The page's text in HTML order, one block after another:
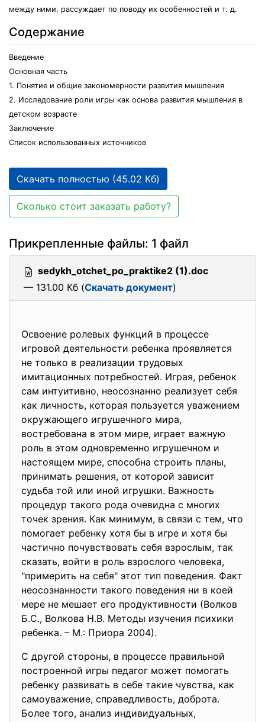
между ними, рассуждает по поводу их особенностей и т. д.
Содержание
Введение
Основная часть
1. Понятие и общие закономерности развития мышления
2. Исследование роли игры как основа развития мышления в
детском возрасте
Заключение
Список использованных источников
Скачать полностью (45.02 Кб)
Сколько стоит заказать работу?
Прикрепленные файлы: 1 файл
sedykh_otchet_po_praktike2 (1).doc
— 131.00 Кб (Скачать документ)
Освоение ролевых функций в процессе
игровой деятельности ребенка проявляется
не только в реализации трудовых
имитационных потребностей. Играя, ребенок
сам интуитивно, неосознанно реализует себя
как личность, которая пользуется уважением
окружающего игрушечного мира,
востребована в этом мире, играет важную
роль в этом одновременно игрушечном и
настоящем мире, способна строить планы,
принимать решения, от которой зависит
судьба той или иной игрушки. Важность
процедур такого рода очевидна с многих
точек зрения. Как минимум, в связи с тем, что
помогает ребенку хотя бы в игре и хотя бы
частично почувствовать себя взрослым, так
сказать, войти в роль взрослого человека,
"примерить на себя" этот тип поведения. Факт
неосознанности такого поведения ни в коей
мере не мешает его продуктивности (Волков
Б.С., Волкова Н.В. Методы изучения психики
ребенка. – М.: Приора 2004).
С другой стороны, в процессе правильной
построенной игры педагог может помогать
ребенку развивать в себе такие чувства, как
самоуважение, справедливость, доброта.
Более того, анализ индивидуальных,